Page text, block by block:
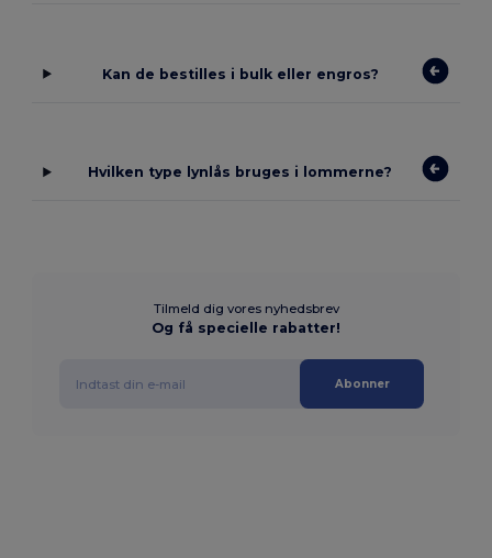
Kan de bestilles i bulk eller engros?
Hvilken type lynlås bruges i lommerne?
Tilmeld dig vores nyhedsbrev
Og få specielle rabatter!
Abonner